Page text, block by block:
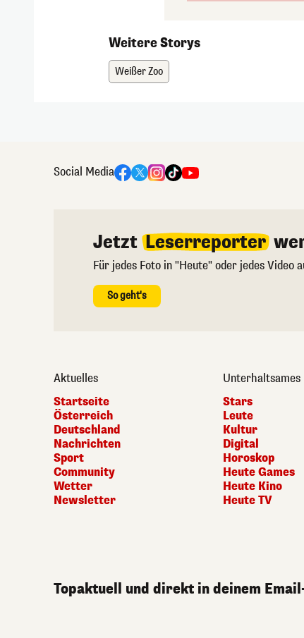
Weitere Storys
Weißer Zoo
Social Media
Jetzt Leserreporter
Für jedes Foto in "Heute" oder jedes Video
So geht's
Aktuelles
Startseite
Österreich
Deutschland
Nachrichten
Sport
Community
Wetter
Newsletter
Unterhaltsames
Stars
Leute
Kultur
Digital
Horoskop
Heute Games
Heute Kino
Heute TV
Topaktuell und direkt in deinem